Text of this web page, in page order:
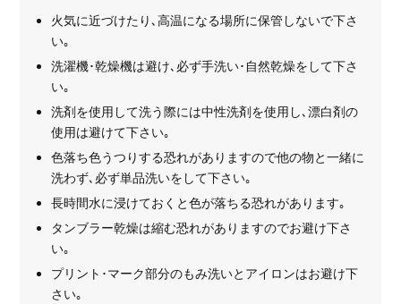
火気に近づけたり､高温になる場所に保管しないで下さ
い｡
洗濯機･乾燥機は避け､必ず手洗い･自然乾燥をして下さ
い｡
洗剤を使用して洗う際には中性洗剤を使用し､漂白剤の
使用は避けて下さい｡
色落ち色うつりする恐れがありますので他の物と一緒に
洗わず､必ず単品洗いをして下さい｡
長時間水に浸けておくと色が落ちる恐れがあります｡
タンブラー乾燥は縮む恐れがありますのでお避け下さ
い｡
プリント･マーク部分のもみ洗いとアイロンはお避け下
さい｡